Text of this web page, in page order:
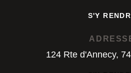
S'Y
124 Rte d'Annecy,